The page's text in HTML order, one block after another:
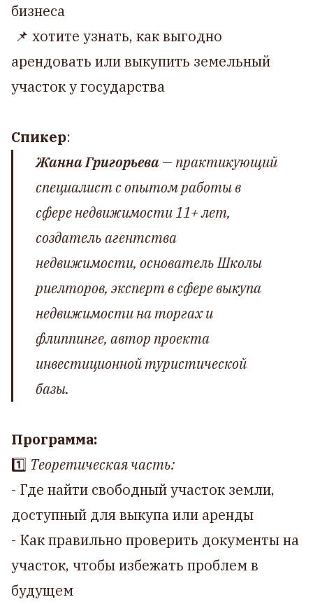
бизнеса
📌 хотите узнать, как выгодно
арендовать или выкупить земельный
участок у государства
Спикер:
Жанна Григорьева— практикующий
специалист с опытом работы в
сфере недвижимости 11+ лет,
создатель агентства
недвижимости, основатель Школы
риелторов, эксперт в сфере выкупа
недвижимости на торгах и
флиппинге, автор проекта
инвестиционной туристической
базы.
Программа:
1️⃣ Теоретическая часть:
- Где найти свободный участок земли,
доступный для выкупа или аренды
- Как правильно проверить документы на
участок, чтобы избежать проблем в
будущем